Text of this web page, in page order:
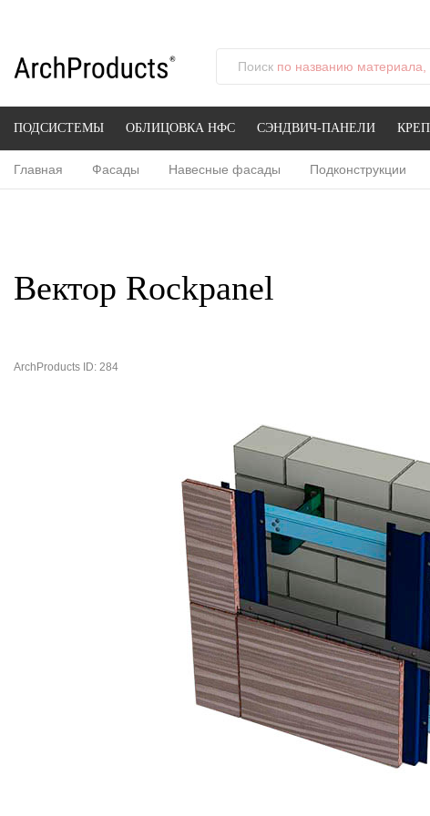
Поиск по названию материала,
ПОДСИСТЕМЫ ОБЛИЦОВКА НФС СЭНДВИЧ-ПАНЕЛИ
Главная Фасады Навесные фасады Подконструкции
Вектор Rockpanel
ArchProducts ID: 284